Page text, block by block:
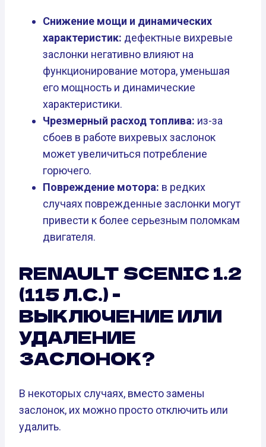
Снижение мощи и динамических
характеристик: дефектные вихревые
заслонки негативно влияют на
функционирование мотора, уменьшая
его мощность и динамические
характеристики.
Чрезмерный расход топлива: из-за
сбоев в работе вихревых заслонок
может увеличиться потребление
горючего.
Повреждение мотора: в редких
случаях поврежденные заслонки могут
привести к более серьезным поломкам
двигателя.
RENAULT SCENIC 1.2
(115 Л.С.) -
ВЫКЛЮЧЕНИЕ ИЛИ
УДАЛЕНИЕ
ЗАСЛОНОК?
В некоторых случаях, вместо замены
заслонок, их можно просто отключить или
удалить.